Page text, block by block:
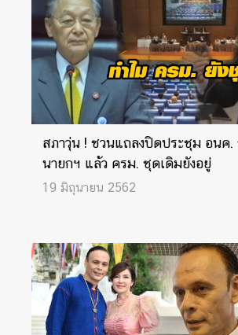
สภาวุ่น ! ชวนแถลงปิดประชุม อนค.
นายกฯ แล้ว ครม. ชุดเดิมยังอยู่
19 มิถุนายน 2562